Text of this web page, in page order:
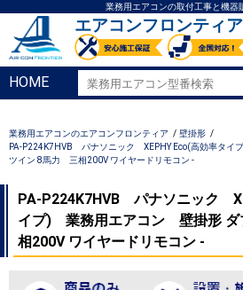
業務用エアコンの取付工事と機器
エアコンフロンティア
HOME
業務用エアコンのエアコンフロンティア
壁掛形
PA-P224K7HVB パナソニック XEPHY Eco(高効率タ
ツイン 8馬力 三相200V ワイヤードリモコン -
PA-P224K7HVB パナソニック
イプ) 業務用エアコン 壁掛形
相200V ワイヤードリモコン -